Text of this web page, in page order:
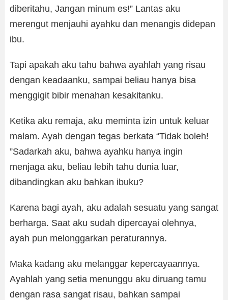
diberitahu, Jangan minum es!” Lantas aku
merengut menjauhi ayahku dan menangis didepan
ibu.
Tapi apakah aku tahu bahwa ayahlah yang risau
dengan keadaanku, sampai beliau hanya bisa
menggigit bibir menahan kesakitanku.
Ketika aku remaja, aku meminta izin untuk keluar
malam. Ayah dengan tegas berkata “Tidak boleh!
”Sadarkah aku, bahwa ayahku hanya ingin
menjaga aku, beliau lebih tahu dunia luar,
dibandingkan aku bahkan ibuku?
Karena bagi ayah, aku adalah sesuatu yang sangat
berharga. Saat aku sudah dipercayai olehnya,
ayah pun melonggarkan peraturannya.
Maka kadang aku melanggar kepercayaannya.
Ayahlah yang setia menunggu aku diruang tamu
dengan rasa sangat risau, bahkan sampai